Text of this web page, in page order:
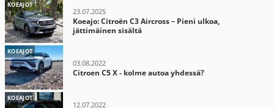
KOEAJOT
23.07.2025
Koeajo: Citroën C3 Aircross – Pieni ulkoa,
jättimäinen sisältä
KOEAJOT
03.08.2022
Citroen C5 X - kolme autoa yhdessä?
KOEAJOT
12.07.2022